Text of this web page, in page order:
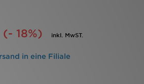
(- 18%) inkl. MwST.
in eine Filiale